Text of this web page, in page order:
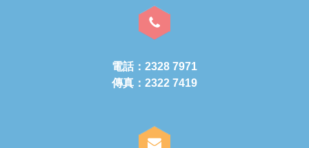
電話：2328 7971
傳真：2322 7419